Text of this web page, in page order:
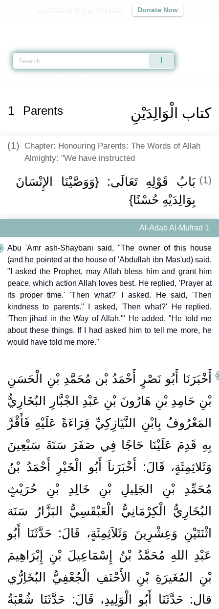
Donate Now
كتاب الْوَالِدَيْنِ 1 Parents
(1) Chapter: Honouring Parents: The Words of Allah
Almighty: "We have instructed
(1) بَابُ قَوْلِهِ تَعَالَى‏:‏ ‏{‏وَوَصَّيْنَا الإِنْسَانَ
بِوَالِدَيْهِ حُسْنًا‏}‏
Al-Adab Al-Mufrad 1
Abu 'Amr ash-Shaybani said, "The owner of this house
(and he pointed at the house of 'Abdullah ibn Mas'ud) said,
"I asked the Prophet, may Allah bless him and grant him
peace, which action Allah loves best. He replied, 'Prayer at
its proper time.' 'Then what?' I asked. He said, 'Then
kindness to parents." I asked, 'Then what?' He replied,
'Then jihad in the Way of Allah.'" He added, "He told me
about these things. If I had asked him to tell me more, he
would have told me more."
أَخْبَرَنَا أَبُو نَصْرٍ أَحْمَدُ بْن مُحَمَّدِ بْنِ الْحَسَنِ
بْنِ حَامِدِ بْنِ هَارُونَ بْنِ عَبْدِ الجْبَّارِ البُخَارِيُّ
المَعْرُوفُ بِابْنِ النَّيَازِكِيِّ قِرَاءَةً عَلَيْهِ فَأَقْرَّ
بِهِ قَدِمَ عَلَيْنَا حَاجًا فِي صَفَرَ سَنَةَ سَبْعِينَ
وَثَلاثِمِئَةٍ، قَالَ‏:‏ أَخْبَرَناَ أَبُو الْخَيْرِ أَحْمَدُ بْنُ
مُحَمِّدِ بْنِ الجَلِيلِ بْنِ خَالِدِ بْنِ حُرَيْثٍ
البُخَارِيُّ الْكِرْمَانِيُّ الْعَبْقَسِيُّ البَزَّارُ سَنَة
اثْنَتَيْنِ وَعِشْرِينَ وَثَلاَثِمِئَةٍ، قَالَ‏:‏ حَدَّثَنَا أَبُو
عَبْدِ اللهِ مُحَمَّدُ بْنُ إِسْمَاعِيلَ بْنِ إِبْرَاهِيمَ
بْنِ المُغَيرَةِ بْنِ الأَحْنَفِ الْجُعْفِيُّ البُخَاِرُّي
قال‏:‏ حَدَّثَنَا أَبُو الْوَلِيدِ، قَالَ‏:‏ حَدَّثَنَا شُعْبَةُ